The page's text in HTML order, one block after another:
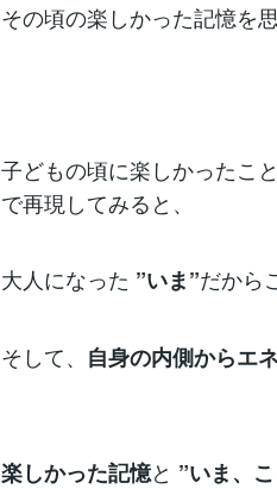
その頃の楽しかった記憶を
子どもの頃に楽しかったこ
で再現してみると、
大人になった ”いま”だから
そして、 自身の内側からエ
楽しかった記憶と ”いま、